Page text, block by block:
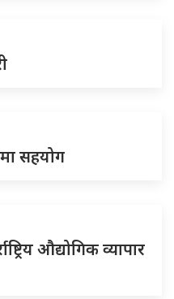
सहयोग
औद्योगिक व्यापार